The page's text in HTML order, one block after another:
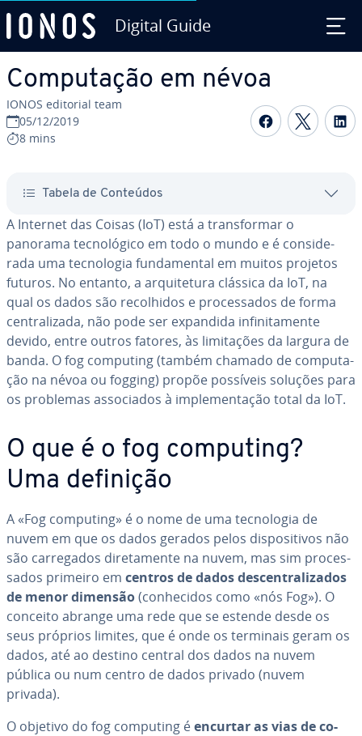
Digital Guide
Com­pu­ta­ção em névoa
IONOS editorial team
05/12/2019
8 mins
Tabela de Conteúdos
A Internet das Coisas (IoT) está a trans­for­mar o
panorama tec­no­ló­gico em todo o mundo e é con­si­de­
rada uma tec­no­lo­gia fun­da­men­tal em muitos projetos
futuros. No entanto, a ar­qui­te­tura clássica da IoT, na
qual os dados são re­co­lhi­dos e pro­ces­sa­dos de forma
cen­tra­li­zada, não pode ser expandida in­fi­ni­ta­mente
devido, entre outros fatores, às li­mi­ta­ções da largura de
banda. O fog computing (também chamado de com­pu­ta­
ção na névoa ou fogging) propõe possíveis soluções para
os problemas as­so­ci­a­dos à im­ple­men­ta­ção total da IoT.
O que é o fog computing?
Uma definição
A «Fog computing» é o nome de uma tec­no­lo­gia de
nuvem em que os dados gerados pelos dis­po­si­ti­vos não
são car­re­ga­dos di­re­ta­mente na nuvem, mas sim pro­ces­
sa­dos primeiro em centros de dados des­cen­tra­li­za­dos
de menor dimensão(co­nhe­ci­dos como «nós Fog»). O
conceito abrange uma rede que se estende desde os
seus próprios limites, que é onde os terminais geram os
dados, até ao destino central dos dados na nuvem
pública ou num centro de dados privado (nuvem
privada).
O objetivo do fog computing éencurtar as vias de co­